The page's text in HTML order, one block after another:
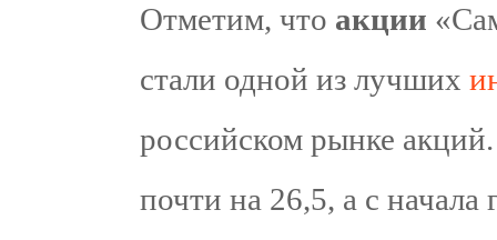
Отметим, что акции
стали одной из лучших
российском рынке
почти на 26,5, а с начала